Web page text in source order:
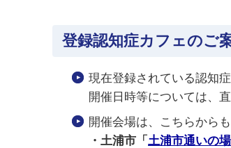
登録認知症カフェのご
現在登録されている認知
開催日時等については、
開催会場は、こちらから
・土浦市「 土浦市通いの